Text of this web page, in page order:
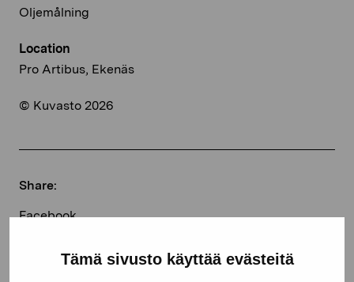
Tämä sivusto käyttää evästeitä
Oljemålning
Location
Pro Artibus, Ekenäs
© Kuvasto 2026
Share:
Facebook